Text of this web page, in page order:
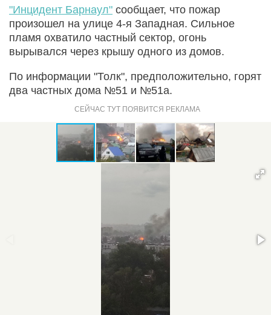
"Инцидент Барнаул" сообщает, что пожар
произошел на улице 4-я Западная. Сильное
пламя охватило частный сектор, огонь
вырывался через крышу одного из домов.
По информации "Толк", предположительно, горят
два частных дома №51 и №51а.